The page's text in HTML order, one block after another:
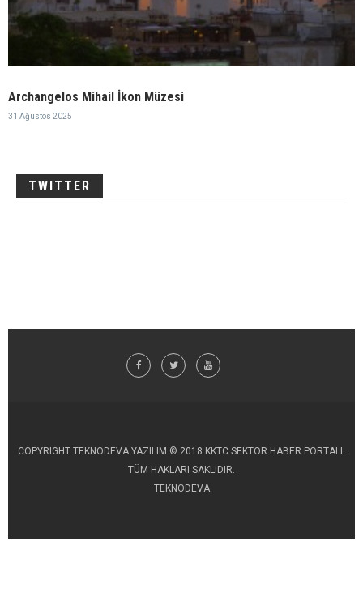
Archangelos Mihail İkon Müzesi
31 Ağustos 2025
TWITTER
COPYRIGHT TEKNODEVA YAZILIM © 2018 KKTC SEKTÖR HABER PORTALI.
TÜM HAKLARI SAKLIDIR.
TEKNODEVA